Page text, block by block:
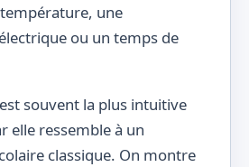
une
ou un temps de
souvent la plus intuitive
elle ressemble à un
classique. On montre